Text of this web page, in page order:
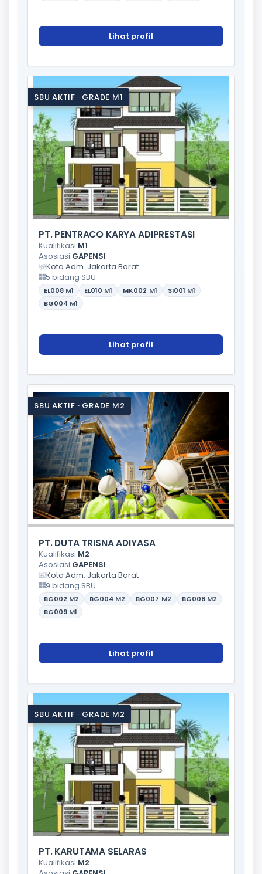
Lihat profil
SBU AKTIF · GRADE M1
PT. PENTRACO KARYA ADIPRESTASI
Kualifikasi:M1
Asosiasi:GAPENSI
Kota Adm. Jakarta Barat
5 bidang SBU
EL008 M1 EL010 M1 MK002 M1 SI001 M1
BG004 M1
Lihat profil
SBU AKTIF · GRADE M2
PT. DUTA TRISNA ADIYASA
Kualifikasi:M2
Asosiasi:GAPENSI
Kota Adm. Jakarta Barat
9 bidang SBU
BG002 M2 BG004 M2 BG007 M2 BG008 M2
BG009 M1
Lihat profil
SBU AKTIF · GRADE M2
PT. KARUTAMA SELARAS
Kualifikasi:M2